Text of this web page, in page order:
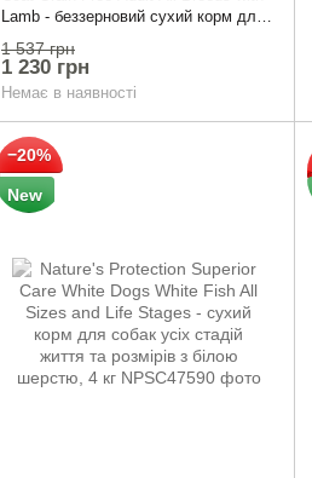
Lamb - беззерновий сухий корм для
дорослих собак всіх порід з рудим
забарвленням шерсті з ягням 4 кг
1 537 грн
1 230 грн
Немає в наявності
−20%
New